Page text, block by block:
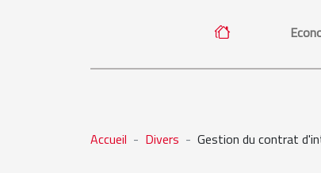
Accueil Divers Gestion du contrat